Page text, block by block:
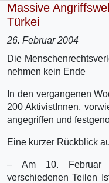
Massive
Türkei
26. Februar 2004
Die
nehmen kein Ende
In den vergangenen
200 AktivistInnen,
angegriffen und
Eine kurzer Rückblick
– Am 10. Februar
verschiedenen Teilen